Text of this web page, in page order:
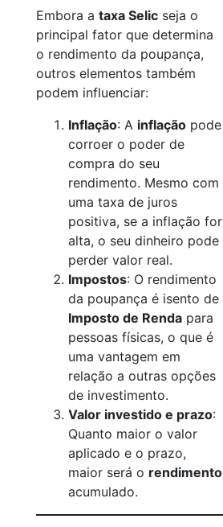
Embora a taxa Selic seja o
principal fator que determina
o rendimento da poupança,
outros elementos também
podem influenciar:
Inflação: A inflação pode
corroer o poder de
compra do seu
rendimento. Mesmo com
uma taxa de juros
positiva, se a inflação for
alta, o seu dinheiro pode
perder valor real.
Impostos: O rendimento
da poupança é isento de
Imposto de Renda para
pessoas físicas, o que é
uma vantagem em
relação a outras opções
de investimento.
Valor investido e prazo:
Quanto maior o valor
aplicado e o prazo,
maior será o rendimento
acumulado.